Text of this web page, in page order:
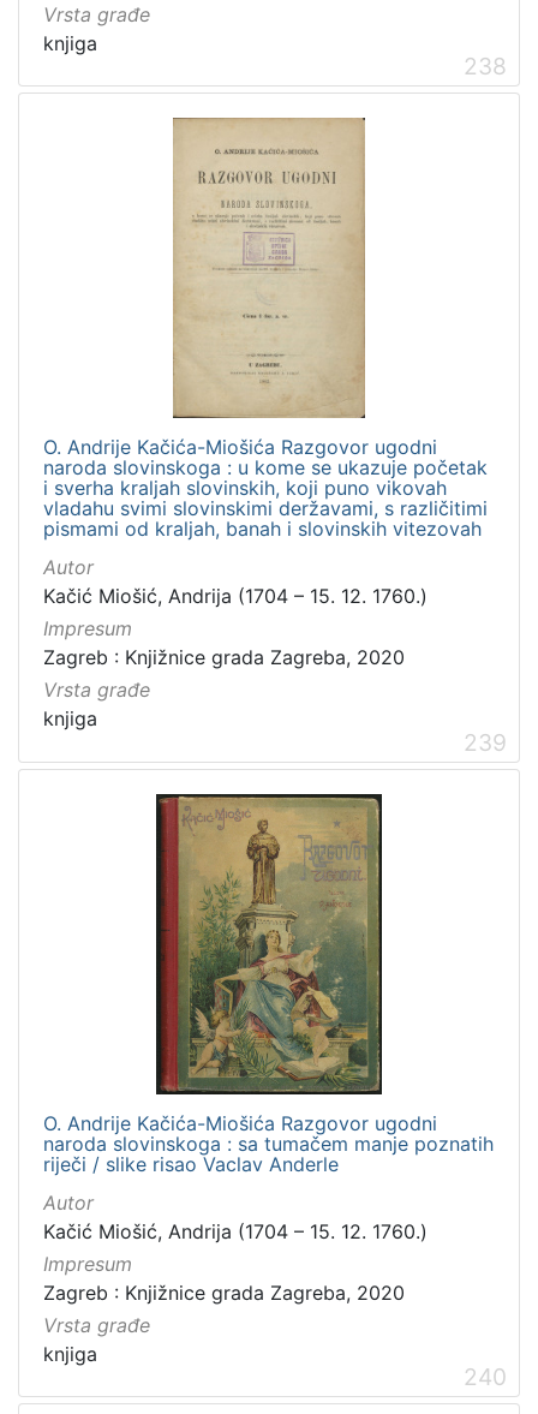
Vrsta građe
knjiga
238
O. Andrije Kačića-Miošića Razgovor ugodni
naroda slovinskoga : u kome se ukazuje početak
i sverha kraljah slovinskih, koji puno vikovah
vladahu svimi slovinskimi deržavami, s različitimi
pismami od kraljah, banah i slovinskih vitezovah
Autor
Kačić Miošić, Andrija (1704 – 15. 12. 1760.)
Impresum
Zagreb : Knjižnice grada Zagreba, 2020
Vrsta građe
knjiga
239
O. Andrije Kačića-Miošića Razgovor ugodni
naroda slovinskoga : sa tumačem manje poznatih
riječi / slike risao Vaclav Anderle
Autor
Kačić Miošić, Andrija (1704 – 15. 12. 1760.)
Impresum
Zagreb : Knjižnice grada Zagreba, 2020
Vrsta građe
knjiga
240